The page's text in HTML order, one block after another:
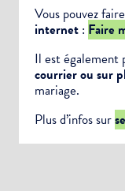
Vous pouvez
internet : Faire
Il est également
courrier ou sur
mariage.
Plus d’infos sur
Choisissez
Alertes Mail
Newsletter
Newsletter